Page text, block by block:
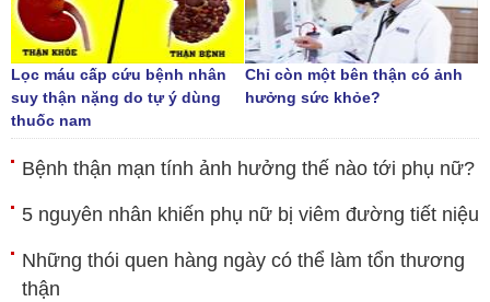
Lọc máu cấp cứu bệnh nhân
suy thận nặng do tự ý dùng
thuốc nam
Chỉ còn một bên thận có ảnh
hưởng sức khỏe?
Bệnh thận mạn tính ảnh hưởng thế nào tới phụ nữ?
5 nguyên nhân khiến phụ nữ bị viêm đường tiết niệu
Những thói quen hàng ngày có thể làm tổn thương
thận